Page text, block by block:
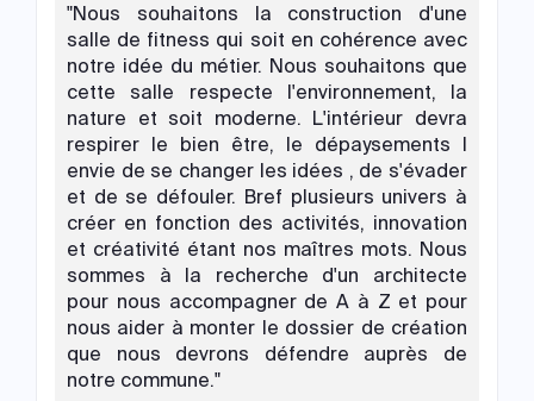
"Nous souhaitons la construction d'une
salle de fitness qui soit en cohérence avec
notre idée du métier. Nous souhaitons que
cette salle respecte l'environnement, la
nature et soit moderne. L'intérieur devra
respirer le bien être, le dépaysements l
envie de se changer les idées , de s'évader
et de se défouler. Bref plusieurs univers à
créer en fonction des activités, innovation
et créativité étant nos maîtres mots. Nous
sommes à la recherche d'un architecte
pour nous accompagner de A à Z et pour
nous aider à monter le dossier de création
que nous devrons défendre auprès de
notre commune."